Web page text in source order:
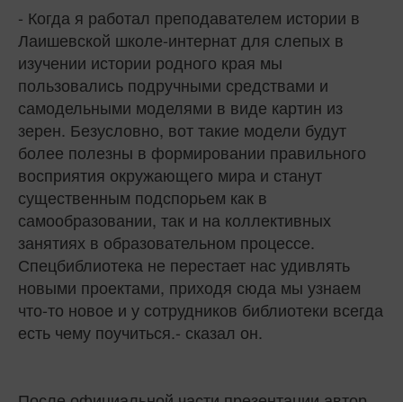
- Когда я работал преподавателем истории в
Лаишевской школе-интернат для слепых в
изучении истории родного края мы
пользовались подручными средствами и
самодельными моделями в виде картин из
зерен. Безусловно, вот такие модели будут
более полезны в формировании правильного
восприятия окружающего мира и станут
существенным подспорьем как в
самообразовании, так и на коллективных
занятиях в образовательном процессе.
Спецбиблиотека не перестает нас удивлять
новыми проектами, приходя сюда мы узнаем
что-то новое и у сотрудников библиотеки всегда
есть чему поучиться.- сказал он.